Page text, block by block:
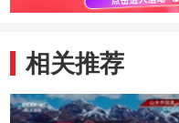
相关推荐